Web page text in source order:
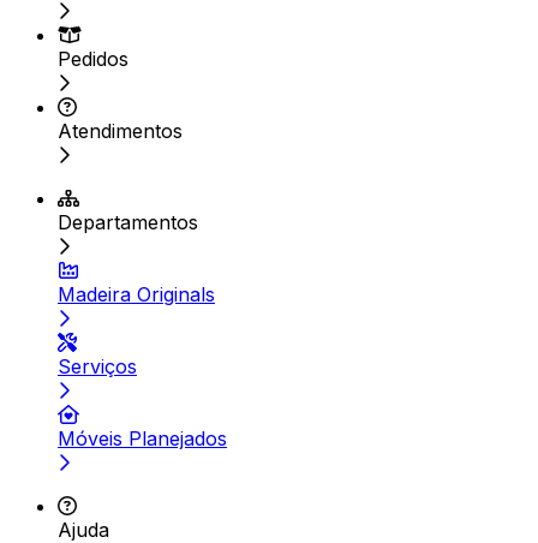
Pedidos
Atendimentos
Departamentos
Madeira Originals
Serviços
Móveis Planejados
Ajuda